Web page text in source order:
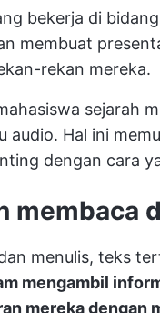
bekerja di
membuat
rekan mereka.
sejarah
audio. Hal ini
dengan cara
membaca
menulis, teks
mengambil
mereka dengan